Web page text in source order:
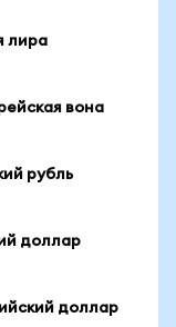
лира
вона
рубль
доллар
доллар